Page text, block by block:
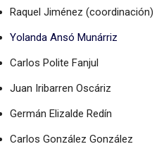
Raquel Jiménez (coordinación)
Yolanda Ansó Munárriz
Carlos Polite Fanjul
Juan Iribarren Oscáriz
Germán Elizalde Redín
Carlos González González